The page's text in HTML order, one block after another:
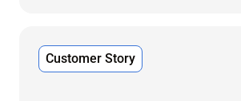
Customer Story